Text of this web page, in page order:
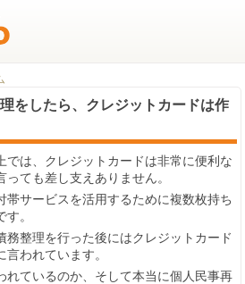
をしたら、クレジットカードは作
では、クレジットカードは非常に便利な
ても差し支えありません。
帯サービスを活用するために複数枚持ち
。
務整理を行った後にはクレジットカード
われています。
れているのか、そして本当に個人民事再